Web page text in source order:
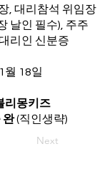
, 대리참석 위임장
날인 필수), 주주
리인 신분증
월 18일
리몽키즈
완(직인생략)
Next